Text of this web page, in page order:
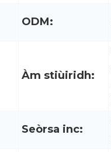
ODM:
Àm stiùiridh:
Seòrsa inc: